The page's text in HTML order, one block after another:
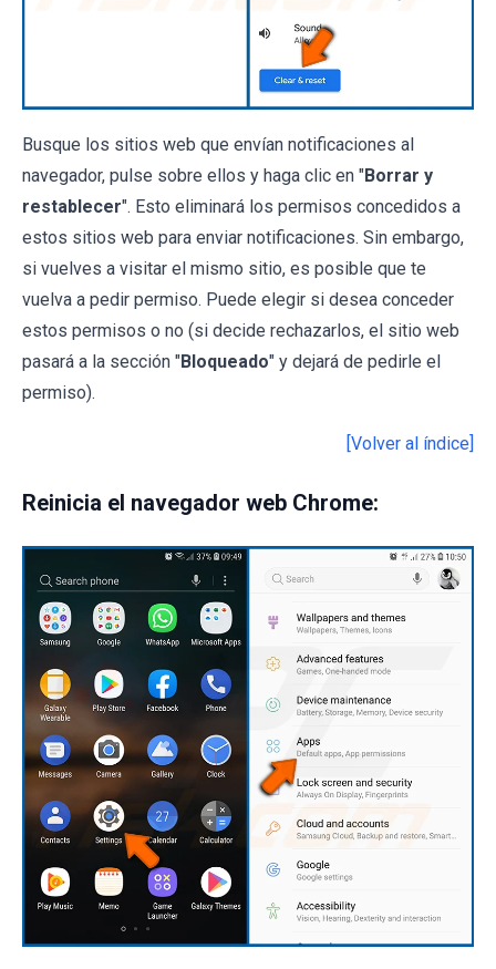
Busque los sitios web que envían notificaciones al
navegador, pulse sobre ellos y haga clic en "Borrar y
restablecer". Esto eliminará los permisos concedidos a
estos sitios web para enviar notificaciones. Sin embargo,
si vuelves a visitar el mismo sitio, es posible que te
vuelva a pedir permiso. Puede elegir si desea conceder
estos permisos o no (si decide rechazarlos, el sitio web
pasará a la sección "Bloqueado" y dejará de pedirle el
permiso).
[Volver al índice]
Reinicia el navegador web Chrome: